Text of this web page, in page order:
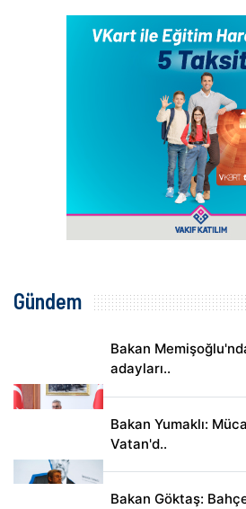
Gündem
Bakan
adayları..
Bakan Yumaklı:
Vatan'd..
Bakan Göktaş: